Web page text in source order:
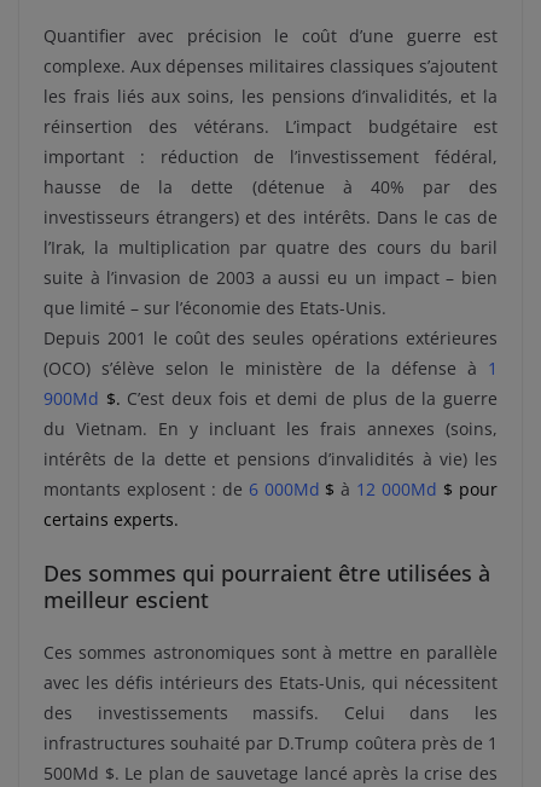
Quantifier avec précision le coût d’une guerre est
complexe. Aux dépenses militaires classiques s’ajoutent
les frais liés aux soins, les pensions d’invalidités, et la
réinsertion des vétérans. L’impact budgétaire est
important : réduction de l’investissement fédéral,
hausse de la dette (détenue à 40% par des
investisseurs étrangers) et des intérêts. Dans le cas de
l’Irak, la multiplication par quatre des cours du baril
suite à l’invasion de 2003 a aussi eu un impact – bien
que limité – sur l’économie des Etats-Unis.
Depuis 2001 le coût des seules opérations extérieures
(OCO) s’élève selon le ministère de la défense à 1
900Md $. C’est deux fois et demi de plus de la guerre
du Vietnam. En y incluant les frais annexes (soins,
intérêts de la dette et pensions d’invalidités à vie) les
montants explosent : de 6 000Md $ à 12 000Md $ pour
certains experts.
Des sommes qui pourraient être utilisées à
meilleur escient
Ces sommes astronomiques sont à mettre en parallèle
avec les défis intérieurs des Etats-Unis, qui nécessitent
des investissements massifs. Celui dans les
infrastructures souhaité par D.Trump coûtera près de 1
500Md $. Le plan de sauvetage lancé après la crise des